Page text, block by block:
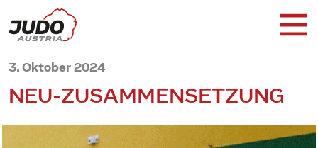
3. Oktober 2024
NEU-ZUSAMMENSETZUNG